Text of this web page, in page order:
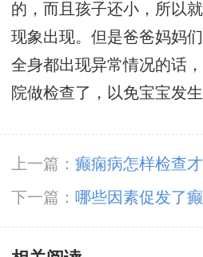
的，而且孩子还小，所以
现象出现。但是爸爸妈妈
全身都出现异常情况的话
院做检查了，以免宝宝发生
上一篇： 癫痫病怎样检查
下一篇： 哪些因素促发了